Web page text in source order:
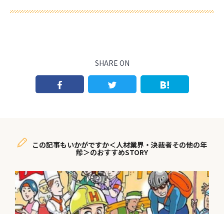
SHARE ON
この記事もいかがですか＜人材業界・決裁者その他の年
齢＞のおすすめSTORY